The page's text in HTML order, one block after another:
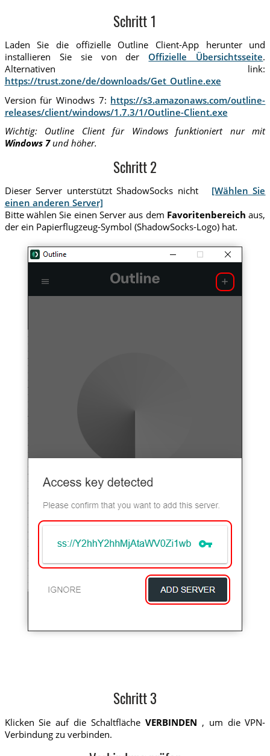
Schritt 1
Laden Sie die offizielle Outline Client-App herunter und
installieren Sie sie von der Offizielle Übersichtsseite.
Alternativen link:
https://trust.zone/de/downloads/Get_Outline.exe
Version für Winodws 7: https://s3.amazonaws.com/outline-
releases/client/windows/1.7.3/1/Outline-Client.exe
Wichtig: Outline Client für Windows funktioniert nur mit
Windows 7und höher.
Schritt 2
Dieser Server unterstützt ShadowSocks nicht [Wählen Sie
einen anderen Server]
Bitte wählen Sie einen Server aus dem Favoritenbereich aus,
der ein Papierflugzeug-Symbol (ShadowSocks-Logo) hat.
Schritt 3
Klicken Sie auf die Schaltfläche VERBINDEN , um die VPN-
Verbindung zu verbinden.